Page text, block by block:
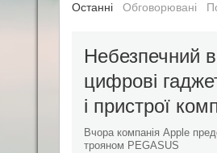
Останні Обговорювані
Небезпечний
цифрові
і пристрої
Вчора компанія Apple
трояном PEGASUS